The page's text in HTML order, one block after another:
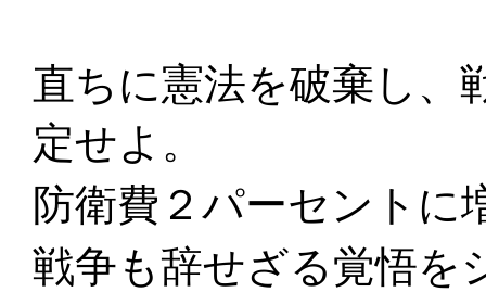
直ちに憲法を破棄し、
定せよ。
防衛費２パーセントに
戦争も辞せざる覚悟を